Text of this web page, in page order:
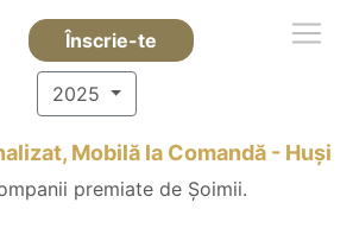
Înscrie-te
2025
Mobilă la Comandă - Huşi
premiate de Șoimii.